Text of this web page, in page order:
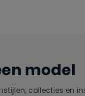
model
collecties en